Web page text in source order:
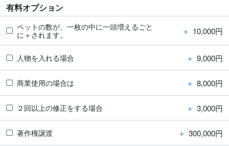
有料オプション
ペットの数が、一枚の中に一頭増えるごと
に＋されます。
＋ 10,000円
人物を入れる場合 ＋ 9,000円
商業使用の場合は ＋ 8,000円
２回以上の修正をする場合 ＋ 3,000円
著作権譲渡 ＋ 300,000円